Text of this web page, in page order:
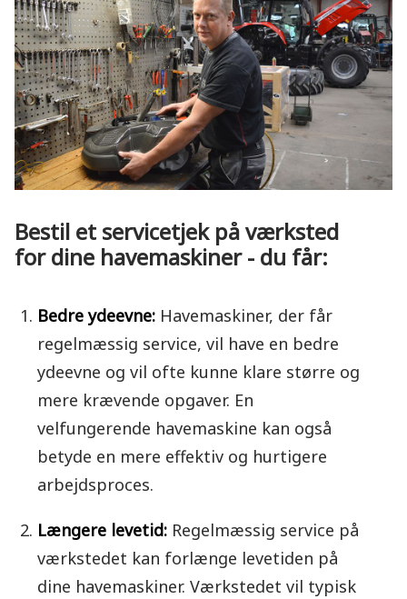
Bestil et servicetjek på værksted
for dine havemaskiner - du får:
Bedre ydeevne: Havemaskiner, der får
regelmæssig service, vil have en bedre
ydeevne og vil ofte kunne klare større og
mere krævende opgaver. En
velfungerende havemaskine kan også
betyde en mere effektiv og hurtigere
arbejdsproces.
Længere levetid: Regelmæssig service på
værkstedet kan forlænge levetiden på
dine havemaskiner. Værkstedet vil typisk